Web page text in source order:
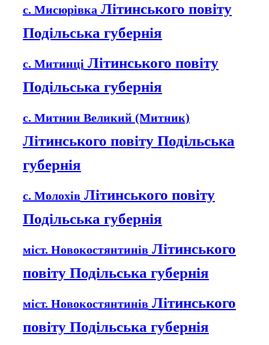
с. Мисюрівка Літинського повіту
Подільська губернія
с. Митинці Літинського повіту
Подільська губернія
с. Митнин Великий (Митник)
Літинського повіту Подільська
губернія
с. Молохів Літинського повіту
Подільська губернія
міст. Новокостянтинів Літинського
повіту Подільська губернія
міст. Новокостянтинів Літинського
повіту Подільська губернія